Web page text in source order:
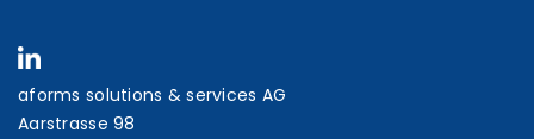
aforms solutions & services AG
Aarstrasse 98